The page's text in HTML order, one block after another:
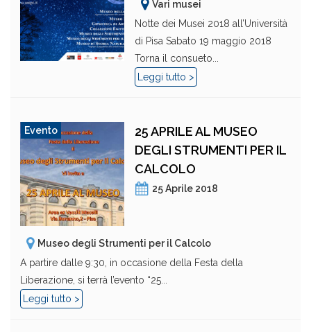
Vari musei
Notte dei Musei 2018 all’Università
di Pisa Sabato 19 maggio 2018
Torna il consueto...
Leggi tutto >
Evento
25 APRILE AL MUSEO
DEGLI STRUMENTI PER IL
CALCOLO
25 Aprile 2018
Museo degli Strumenti per il Calcolo
A partire dalle 9:30, in occasione della Festa della
Liberazione, si terrà l’evento “25...
Leggi tutto >